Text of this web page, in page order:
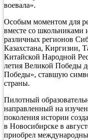
воевала».
Особым моментом для
вместе со школьниками
различных регионов
Казахстана, Киргизии,
Китайской Народной
летия Великой Победы
Победы», ставшую
страны.
Пилотный
направленный на
поколения истории
в Новосибирске в
приобрел